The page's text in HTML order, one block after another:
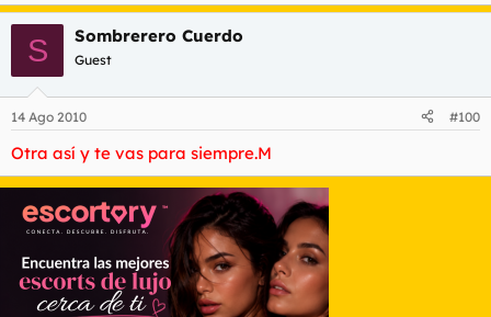
S Sombrerero Cuerdo
Guest
14 Ago 2010 #100
Otra así y te vas para siempre.M